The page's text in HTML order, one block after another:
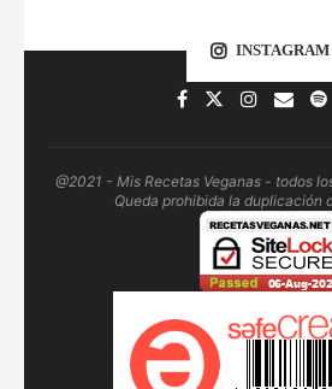
INSTAGRAM
@2021 - Mis Recetas Veganas - todos
Queda prohibida la duplicación